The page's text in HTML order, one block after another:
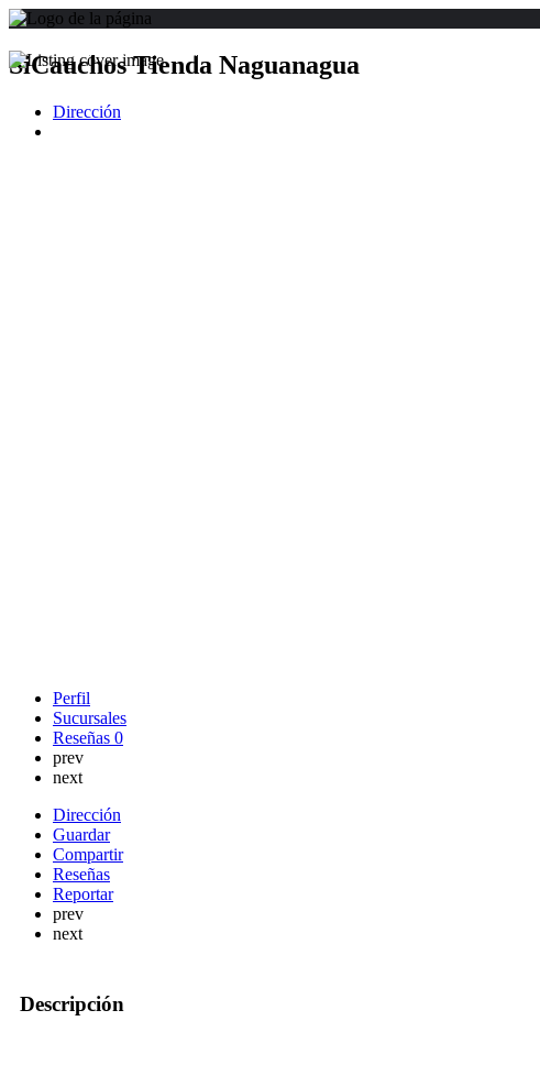
SiCauchos Tienda Naguanagua
Dirección
Perfil
Sucursales
Reseñas 0
prev
next
Dirección
Guardar
Compartir
Reseñas
Reportar
prev
next
Descripción